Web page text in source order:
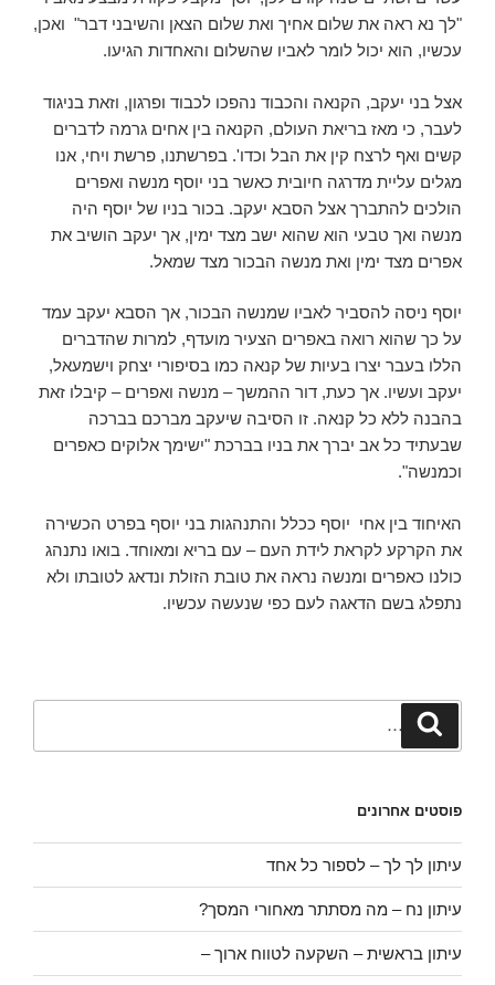
"לך נא ראה את שלום אחיך ואת שלום הצאן והשיבני דבר" ואכן,
עכשיו, הוא יכול לומר לאביו שהשלום והאחדות הגיעו.
אצל בני יעקב, הקנאה והכבוד נהפכו לכבוד ופרגון, וזאת בניגוד
לעבר, כי מאז בריאת העולם, הקנאה בין אחים גרמה לדברים
קשים ואף לרצח קין את הבל וכדו'. בפרשתנו, פרשת ויחי, אנו
מגלים עליית מדרגה חיובית כאשר בני יוסף מנשה ואפרים
הולכים להתברך אצל הסבא יעקב. בכור בניו של יוסף היה
מנשה ואך טבעי הוא שהוא ישב מצד ימין, אך יעקב הושיב את
אפרים מצד ימין ואת מנשה הבכור מצד שמאל.
יוסף ניסה להסביר לאביו שמנשה הבכור, אך הסבא יעקב עמד
על כך שהוא רואה באפרים הצעיר מועדף, למרות שהדברים
הללו בעבר יצרו בעיות של קנאה כמו בסיפורי יצחק וישמעאל,
יעקב ועשיו. אך כעת, דור ההמשך – מנשה ואפרים – קיבלו זאת
בהבנה ללא כל קנאה. זו הסיבה שיעקב מברכם בברכה
שבעתיד כל אב יברך את בניו בברכת "ישימך אלוקים כאפרים
וכמנשה".
האיחוד בין אחי יוסף ככלל והתנהגות בני יוסף בפרט הכשירה
את הקרקע לקראת לידת העם – עם בריא ומאוחד. בואו נתנהג
כולנו כאפרים ומנשה נראה את טובת הזולת ונדאג לטובתו ולא
נתפלג בשם הדאגה לעם כפי שנעשה עכשיו.
פוסטים אחרונים
עיתון לך לך – לספור כל אחד
עיתון נח – מה מסתתר מאחורי המסך?
עיתון בראשית – השקעה לטווח ארוך –